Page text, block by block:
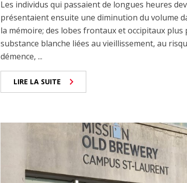
Les individus qui passaient de longues heures
présentaient ensuite une diminution du volume
la mémoire; des lobes frontaux et occipitaux plus
substance blanche liées au vieillissement, au
démence, ...
LIRE LA SUITE